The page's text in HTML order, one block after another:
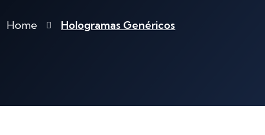
Home Hologramas Genéricos